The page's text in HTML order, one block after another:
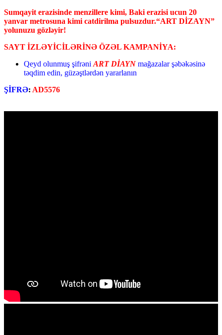
Sumqayit erazisinde menzillere kimi, Baki erazisi ucun 20
yanvar metrosuna kimi catdirilma pulsuzdur.“ART DİZAYN”
yolunuzu gözləyir!
SAYT İZLƏYİCİLƏRİNƏ ÖZƏL KAMPANİYA:
Qeyd olunmuş şifrəni ART DİAYN mağazalar şəbəkəsinə
təqdim edin, güzəştlərdən yararlanın
ŞİFRƏ: AD5576